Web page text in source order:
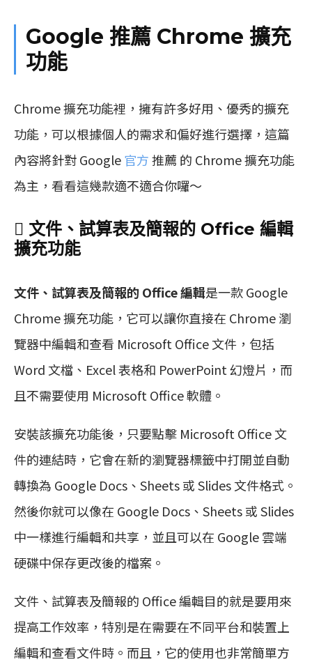
Google 推薦 Chrome 擴充
功能
Chrome 擴充功能裡，擁有許多好用、優秀的擴充
功能，可以根據個人的需求和偏好進行選擇，這篇
內容將針對 Google官方推薦 的 Chrome 擴充功能
為主，看看這幾款適不適合你囉～
 文件、試算表及簡報的 Office 編輯
擴充功能
文件、試算表及簡報的 Office 編輯是一款 Google
Chrome 擴充功能，它可以讓你直接在 Chrome 瀏
覽器中編輯和查看 Microsoft Office 文件，包括
Word 文檔、Excel 表格和 PowerPoint 幻燈片，而
且不需要使用 Microsoft Office 軟體。
安裝該擴充功能後，只要點擊 Microsoft Office 文
件的連結時，它會在新的瀏覽器標籤中打開並自動
轉換為 Google Docs、Sheets 或 Slides 文件格式。
然後你就可以像在 Google Docs、Sheets 或 Slides
中一樣進行編輯和共享，並且可以在 Google 雲端
硬碟中保存更改後的檔案。
文件、試算表及簡報的 Office 編輯目的就是要用來
提高工作效率，特別是在需要在不同平台和裝置上
編輯和查看文件時。而且，它的使用也非常簡單方